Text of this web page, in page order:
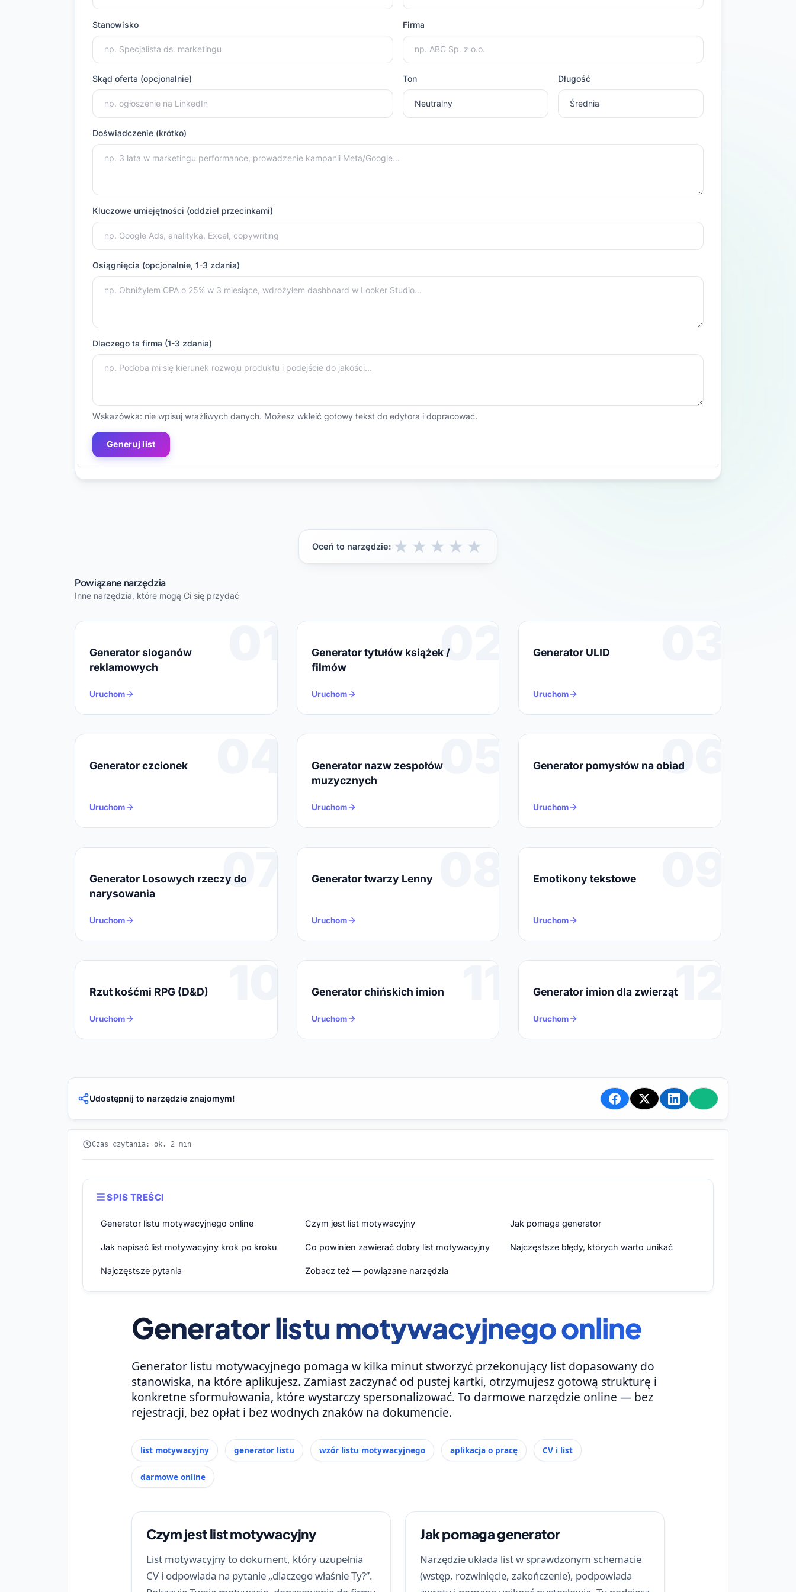
Stanowisko Firma
Skąd oferta (opcjonalnie) Ton Długość
Doświadczenie (krótko)
Kluczowe umiejętności (oddziel przecinkami)
Osiągnięcia (opcjonalnie, 1-3 zdania)
Dlaczego ta firma (1-3 zdania)
Wskazówka: nie wpisuj wrażliwych danych. Możesz wkleić gotowy tekst do edytora i dopracować.
Generuj list
Oceń to narzędzie: ★
★
★
★
★
Powiązane narzędzia
Inne narzędzia, które mogą Ci się przydać
01
Generator sloganów
reklamowych
Uruchom
02
Generator tytułów książek /
filmów
Uruchom
03
Generator ULID
Uruchom
04
Generator czcionek
Uruchom
05
Generator nazw zespołów
muzycznych
Uruchom
06
Generator pomysłów na obiad
Uruchom
07
Generator Losowych rzeczy do
narysowania
Uruchom
08
Generator twarzy Lenny
Uruchom
09
Emotikony tekstowe
Uruchom
10
Rzut kośćmi RPG (D&D)
Uruchom
11
Generator chińskich imion
Uruchom
12
Generator imion dla zwierząt
Uruchom
Udostępnij to narzędzie znajomym!
Czas czytania: ok. 2 min
SPIS TREŚCI
Generator listu motywacyjnego online Czym jest list motywacyjny Jak pomaga generator
Jak napisać list motywacyjny krok po kroku Co powinien zawierać dobry list motywacyjny Najczęstsze błędy, których warto unikać
Najczęstsze pytania Zobacz też — powiązane narzędzia
Generator listu motywacyjnego online
Generator listu motywacyjnego pomaga w kilka minut stworzyć przekonujący list dopasowany do
stanowiska, na które aplikujesz. Zamiast zaczynać od pustej kartki, otrzymujesz gotową strukturę i
konkretne sformułowania, które wystarczy spersonalizować. To darmowe narzędzie online — bez
rejestracji, bez opłat i bez wodnych znaków na dokumencie.
list motywacyjny generator listu wzór listu motywacyjnego aplikacja o pracę CV i list
darmowe online
Czym jest list motywacyjny
List motywacyjny to dokument, który uzupełnia
CV i odpowiada na pytanie „dlaczego właśnie Ty?”.
Jak pomaga generator
Narzędzie układa list w sprawdzonym schemacie
(wstęp, rozwinięcie, zakończenie), podpowiada